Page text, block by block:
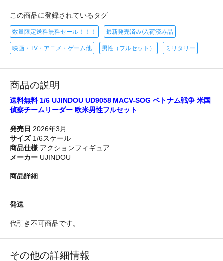
この商品に登録されているタグ
数量限定送料無料セール！！！ 最新発売済み/入荷済み品
映画・TV・アニメ・ゲーム他 男性（フルセット） ミリタリー
商品の説明
送料無料 1/6 UJINDOU UD9058 MACV-SOG ベトナム戦争 米国
偵察チームリーダー 欧米男性フルセット
発売日 2026年3月
サイズ1/6スケール
商品仕様 アクションフィギュア
メーカー UJINDOU
商品詳細
発送
代引き不可商品です。
その他の詳細情報